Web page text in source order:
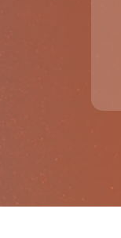
,
dans